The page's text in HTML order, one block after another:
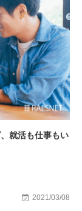
就活も仕事もい
2021/03/08